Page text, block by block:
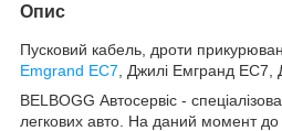
Опис
Пусковий кабель, дроти
Emgrand EC7 , Джилі Емгранд
BELBOGG Автосервіс -
легкових авто. На даний момент до